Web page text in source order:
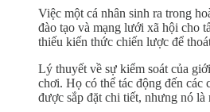
Việc một cá nhân sinh ra trong
đào tạo và mạng lưới xã hội cho
thiếu kiến thức chiến lược để
Lý thuyết về sự kiểm soát của
chơi. Họ có thể tác động đến các
được sắp đặt chi tiết, nhưng nó